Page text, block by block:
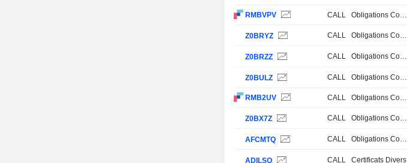
RMBVPV CALL Obligations Convertibles
Z0BRYZ CALL Obligations Convertibles
Z0BRZZ CALL Obligations Convertibles
Z0BULZ CALL Obligations Convertibles
RMB2UV CALL Obligations Convertibles
Z0BX7Z CALL Obligations Convertibles
AFCMTQ CALL Obligations Convertibles
ADILSQ CALL Certificats Divers